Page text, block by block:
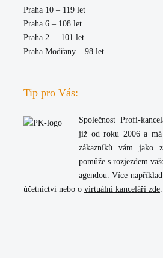
Praha 10 – 119 let
Praha 6 – 108 let
Praha 2 – 101 let
Praha Modřany – 98 let
Tip pro Vás:
SpolečnostProfi-
již od roku 2006 a
zákazníků vám jako
pomůže s rozjezdem
agendou. Více
účetnictví nebo o virtuální kanceláři zde.